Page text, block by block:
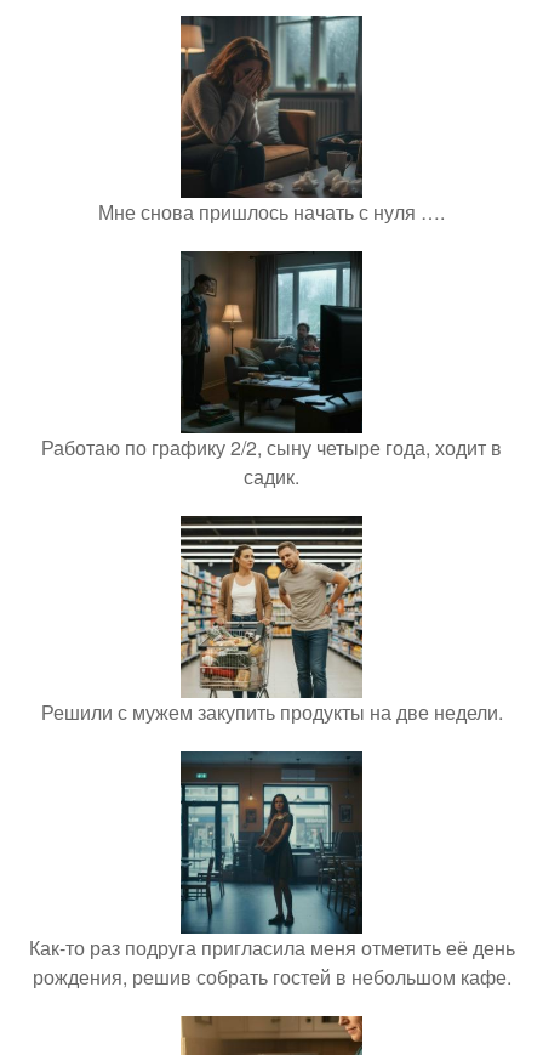
Мне снова пришлось начать с нуля ….
Работаю по графику 2/2, сыну четыре года, ходит в
садик.
Решили с мужем закупить продукты на две недели.
Как-то раз подруга пригласила меня отметить её день
рождения, решив собрать гостей в небольшом кафе.